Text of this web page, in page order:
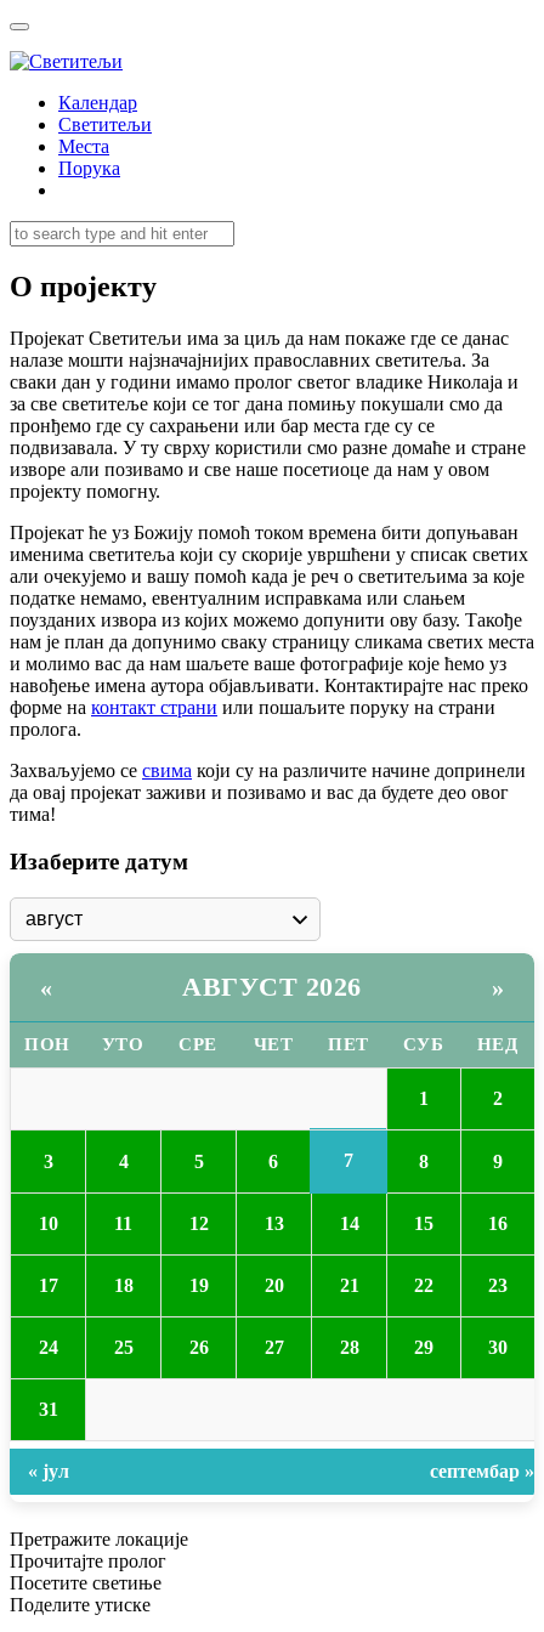
Календар
Светитељи
Места
Порука
О пројекту
Пројекат Светитељи има за циљ да нам покаже где се данас
налазе мошти најзначајнијих православних светитеља. За
сваки дан у години имамо пролог светог владике Николаја и
за све светитеље који се тог дана помињу покушали смо да
пронђемо где су сахрањени или бар места где су се
подвизавала. У ту сврху користили смо разне домаће и стране
изворе али позивамо и све наше посетиоце да нам у овом
пројекту помогну.
Пројекат ће уз Божију помоћ током времена бити допуњаван
именима светитеља који су скорије увршћени у списак светих
али очекујемо и вашу помоћ када је реч о светитељима за које
податке немамо, евентуалним исправкама или слањем
поузданих извора из којих можемо допунити ову базу. Такође
нам је план да допунимо сваку страницу сликама светих места
и молимо вас да нам шаљете ваше фотографије које ћемо уз
навођење имена аутора објављивати. Контактирајте нас преко
форме на контакт страни или пошаљите поруку на страни
пролога.
Захваљујемо се свима који су на различите начине допринели
да овај пројекат заживи и позивамо и вас да будете део овог
тима!
Изаберите датум
« АВГУСТ 2026 »
ПОН УТО СРЕ ЧЕТ ПЕТ СУБ НЕД
1 2
3 4 5 6 7 8 9
10 11 12 13 14 15 16
17 18 19 20 21 22 23
24 25 26 27 28 29 30
31
« јул септембар »
Претражите локације
Прочитајте пролог
Посетите светиње
Поделите утиске